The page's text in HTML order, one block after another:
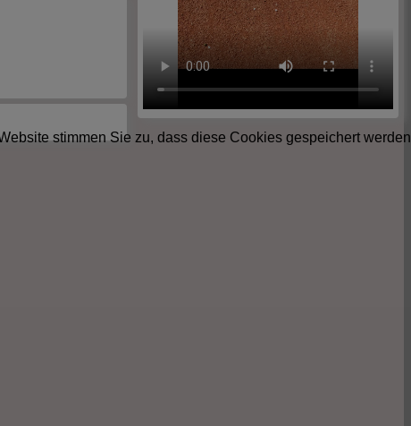
stimmen Sie zu, dass diese Cookies gespeichert werden